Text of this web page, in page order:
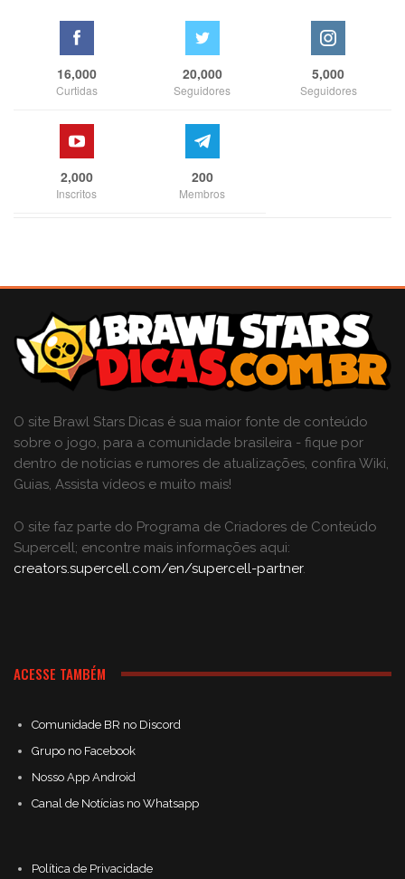
16,000
Curtidas
20,000
Seguidores
5,000
Seguidores
2,000
Inscritos
200
Membros
O site Brawl Stars Dicas é sua maior fonte de conteúdo
sobre o jogo, para a comunidade brasileira - fique por
dentro de notícias e rumores de atualizações, confira Wiki,
Guias, Assista vídeos e muito mais!
O site faz parte do Programa de Criadores de Conteúdo
Supercell; encontre mais informações aqui:
creators.supercell.com/en/supercell-partner.
ACESSE TAMBÉM
Comunidade BR no Discord
Grupo no Facebook
Nosso App Android
Canal de Notícias no Whatsapp
Política de Privacidade